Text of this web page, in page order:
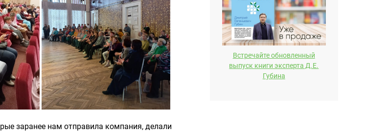
заранее нам отправила компания, делали
Встречайте обновленный
выпуск книги эксперта Д.E.
Губина